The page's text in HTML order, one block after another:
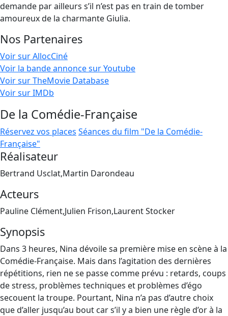
demande par ailleurs s’il n’est pas en train de tomber
amoureux de la charmante Giulia.
Nos Partenaires
Voir sur AllocCiné
Voir la bande annonce sur Youtube
Voir sur TheMovie Database
Voir sur IMDb
De la Comédie-Française
Réservez vos places Séances du film "De la Comédie-
Française"
Réalisateur
Bertrand Usclat,Martin Darondeau
Acteurs
Pauline Clément,Julien Frison,Laurent Stocker
Synopsis
Dans 3 heures, Nina dévoile sa première mise en scène à la
Comédie-Française. Mais dans l’agitation des dernières
répétitions, rien ne se passe comme prévu : retards, coups
de stress, problèmes techniques et problèmes d’égo
secouent la troupe. Pourtant, Nina n’a pas d’autre choix
que d’aller jusqu’au bout car s’il y a bien une règle d’or à la